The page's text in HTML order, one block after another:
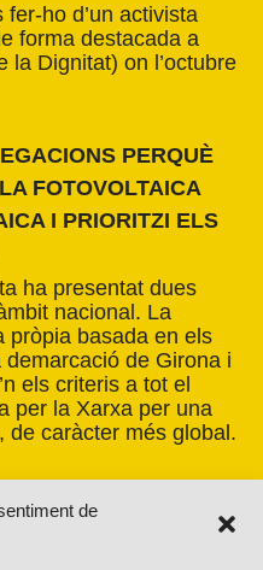
de
ho d’un activista
forma destacada a
la Dignitat) on l’octubre
PERQUÈ
FOTOVOLTAICA
I PRIORITZI ELS
ha presentat dues
nacional. La
pròpia basada en els
demarcació de Girona i
els criteris a tot el
per la Xarxa per una
de caràcter més global.